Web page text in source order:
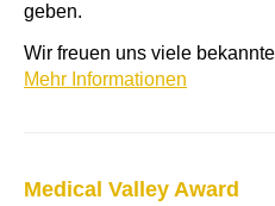
geben.
Wir freuen uns viele
Mehr Informationen
Medical Valley Award